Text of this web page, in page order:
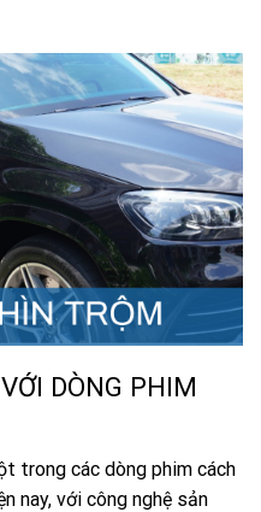
DÒNG PHIM
trong các dòng phim cách
nay, với công nghệ sản